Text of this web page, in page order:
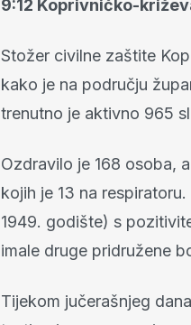
9:12 Koprivničko-
Stožer civilne zaštite
kako je na području
trenutno je aktivno 965
Ozdravilo je 168 osoba,
kojih je 13 na
1949. godište) s
imale druge pridružene
Tijekom jučerašnjeg